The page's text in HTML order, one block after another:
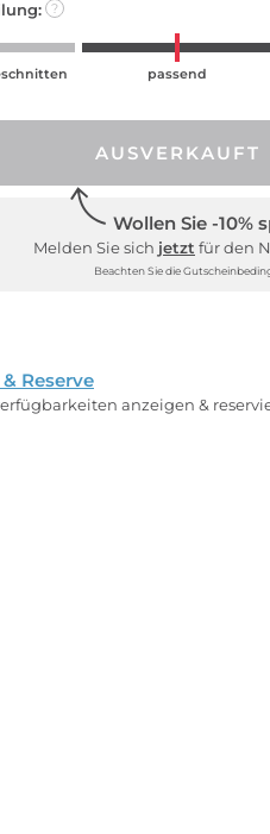
?
passend
AUSVERKAUFT
Wollen Sie -10%
Melden Sie sich jetzt für den
Beachten Sie die
Reserve
anzeigen &